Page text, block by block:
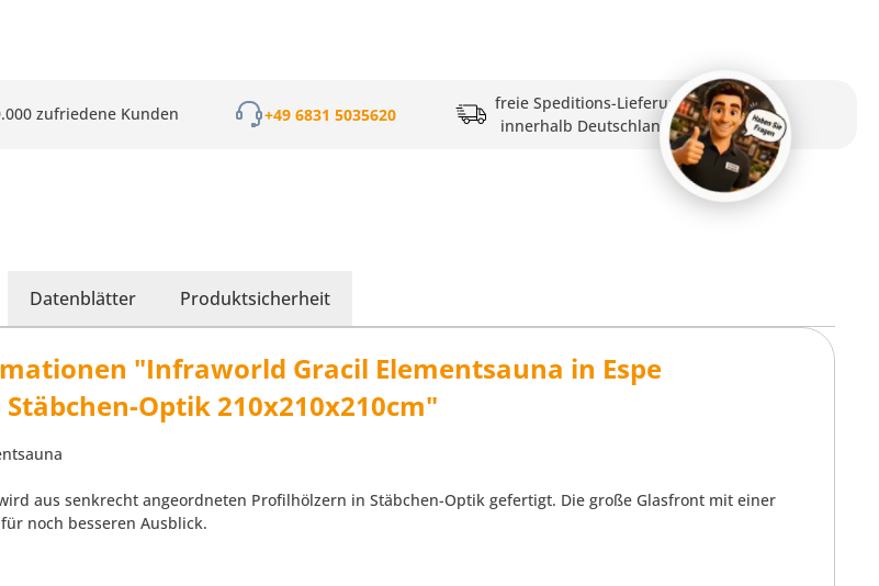
zufriedene Kunden +49 6831 5035620
freie Speditions-Lieferung
innerhalb Deutschlands
Datenblätter Produktsicherheit
"Infraworld Gracil Elementsauna in Espe
Optik 210x210x210cm"
aus senkrecht angeordneten Profilhölzern in Stäbchen-Optik gefertigt. Die große Glasfront mit einer
noch besseren Ausblick.